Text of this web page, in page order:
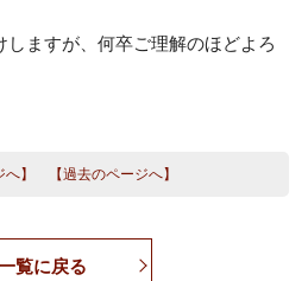
ますが、何卒ご理解のほどよろ
】 【過去のページへ】
覧に戻る